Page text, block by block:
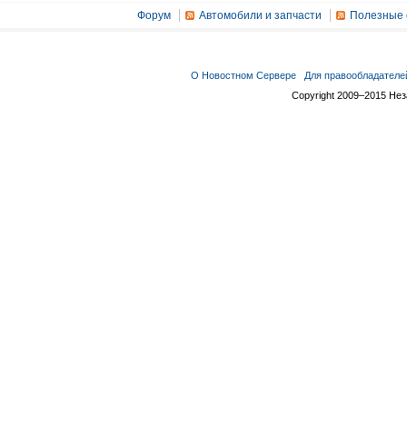
Форум Автомобили и запчасти Полезные
О Новостном Сервере
Для
Copyright 2009–2015